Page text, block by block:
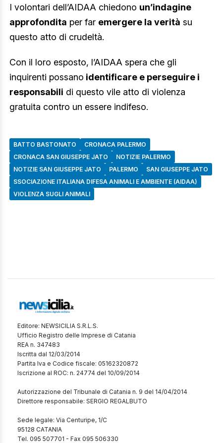
I volontari dell’AIDAA chiedono un’indagine
approfondita per far emergere la verità su
questo atto di crudeltà.
Con il loro esposto, l’AIDAA spera che gli
inquirenti possano identificare e perseguire i
responsabili di questo vile atto di violenza
gratuita contro un essere indifeso.
BATTO BASTONATO
CRONACA PALERMO
CRONACA SAN GIUSEPPE JATO
NOTIZIE PALERMO
NOTIZIE SAN GIUSEPPE JATO
PALERMO
SAN GIUSEPPE JATO
SSOCIAZIONE ITALIANA DIFESA ANIMALI E AMBIENTE (AIDAA)
VIOLENZA SUGLI ANIMALI
Editore: NEWSICILIA S.R.L.S.
Ufficio Registro delle Imprese di Catania
REA n. 347483
Iscritta dal 12/03/2014
Partita Iva e Codice fiscale: 05162320872
Iscrizione al ROC: n. 24774 del 10/09/2014
Autorizzazione del Tribunale di Catania n. 9 del 14/04/2014
Direttore responsabile: SERGIO REGALBUTO
Sede legale: Via Centuripe, 1/C
95128 CATANIA
Tel. 095 507701 - Fax 095 506330